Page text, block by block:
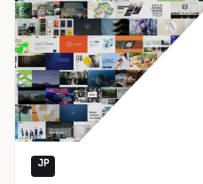
JP